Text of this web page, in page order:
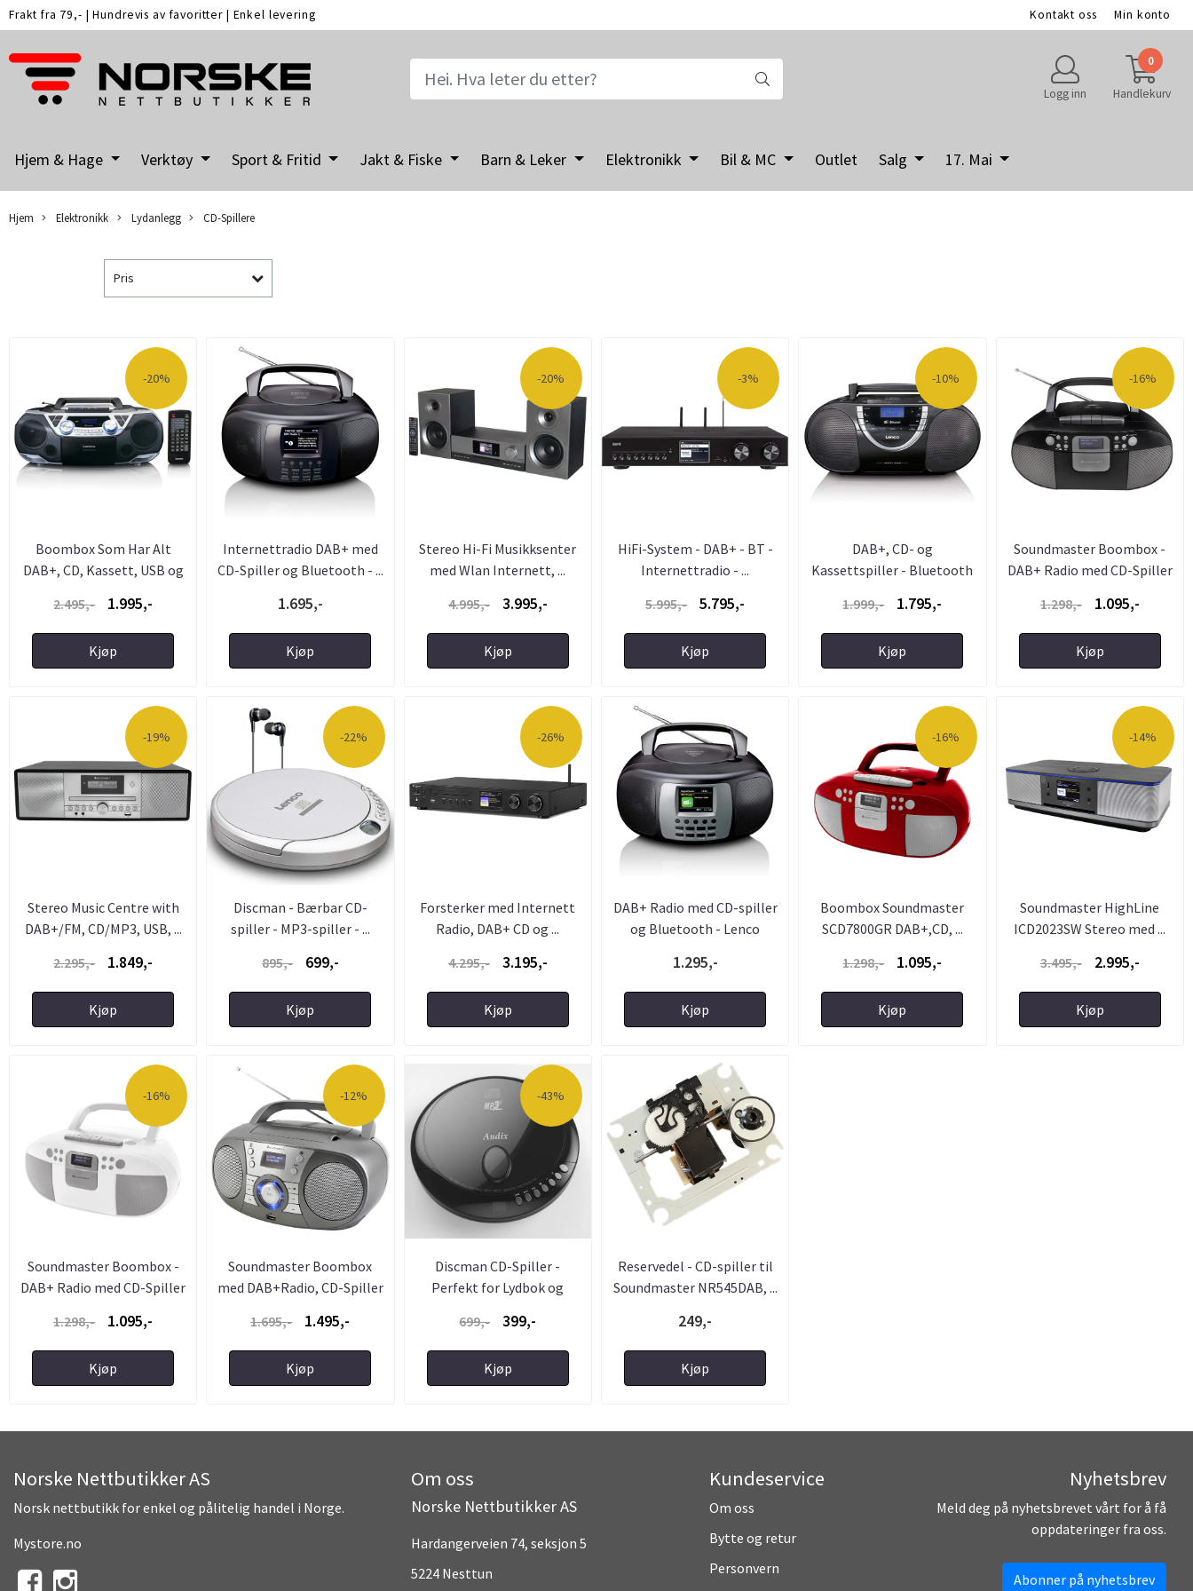
Frakt fra 79,- |Hundrevis av favoritter | Enkel levering Kontakt oss Min konto
Logg inn
0
Handlekurv
Hjem & Hage Verktøy Sport & Fritid Jakt & Fiske Barn & Leker Elektronikk Bil & MC Outlet Salg 17. Mai
Hjem Elektronikk Lydanlegg CD-Spillere
Pris
-20%
Boombox Som Har Alt
DAB+, CD, Kassett, USB og
2.495,- 1.995,-
Kjøp
Internettradio DAB+ med
CD-Spiller og Bluetooth - ...
1.695,-
Kjøp
-20%
Stereo Hi-Fi Musikksenter
med Wlan Internett, ...
4.995,-
3.995,-
Kjøp
-3%
HiFi-System - DAB+ - BT -
Internettradio - ...
5.995,-
5.795,-
Kjøp
-10%
DAB+, CD- og
Kassettspiller - Bluetooth
1.999,- 1.795,-
Kjøp
-16%
Soundmaster Boombox -
DAB+ Radio med CD-Spiller
1.298,- 1.095,-
Kjøp
-19%
Stereo Music Centre with
DAB+/FM, CD/MP3, USB, ...
2.295,-
1.849,-
Kjøp
-22%
Discman - Bærbar CD-
spiller - MP3-spiller - ...
895,-
699,-
Kjøp
-26%
Forsterker med Internett
Radio, DAB+ CD og ...
4.295,-
3.195,-
Kjøp
DAB+ Radio med CD-spiller
og Bluetooth - Lenco
1.295,-
Kjøp
-16%
Boombox Soundmaster
SCD7800GR DAB+,CD, ...
1.298,-
1.095,-
Kjøp
-14%
Soundmaster HighLine
ICD2023SW Stereo med ...
3.495,-
2.995,-
Kjøp
-16%
Soundmaster Boombox -
DAB+ Radio med CD-Spiller
1.298,- 1.095,-
Kjøp
-12%
Soundmaster Boombox
med DAB+Radio, CD-Spiller
1.695,- 1.495,-
Kjøp
-43%
Discman CD-Spiller -
Perfekt for Lydbok og
699,- 399,-
Kjøp
Reservedel - CD-spiller til
Soundmaster NR545DAB, ...
249,-
Kjøp
Norske Nettbutikker AS
Norsk nettbutikk for enkel og pålitelig handel i Norge.
Mystore.no
Om oss
Norske Nettbutikker AS
Hardangerveien 74, seksjon 5
5224 Nesttun
Kundeservice
Om oss
Bytte og retur
Personvern
Nyhetsbrev
Meld deg på nyhetsbrevet vårt for å få
oppdateringer fra oss.
Abonner på nyhetsbrev